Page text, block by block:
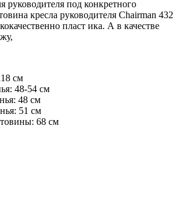
руководителя под конкретного
кресла руководителя Chairman 432
пласт ика. А в качестве
см
48-54 см
48 см
51 см
68 см